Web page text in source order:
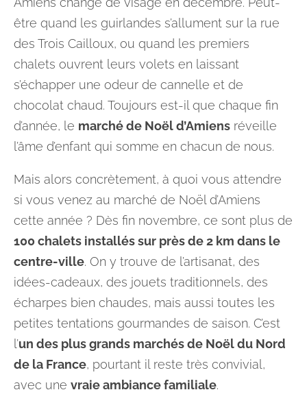
être quand les guirlandes s’allument sur la rue
des Trois Cailloux, ou quand les premiers
chalets ouvrent leurs volets en laissant
s’échapper une odeur de cannelle et de
chocolat chaud. Toujours est-il que chaque fin
d’année, le marché de Noël d’Amiens réveille
l’âme d’enfant qui somme en chacun de nous.
Mais alors concrètement, à quoi vous attendre
si vous venez au marché de Noël d’Amiens
cette année ? Dès fin novembre, ce sont plus de
100 chalets installés sur près de 2 km dans le
centre-ville. On y trouve de l’artisanat, des
idées-cadeaux, des jouets traditionnels, des
écharpes bien chaudes, mais aussi toutes les
petites tentations gourmandes de saison. C’est
l’un des plus grands marchés de Noël du Nord
de la France, pourtant il reste très convivial,
avec une vraie ambiance familiale.